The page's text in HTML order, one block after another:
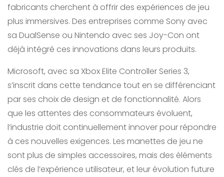
fabricants cherchent à offrir des expériences de jeu
plus immersives. Des entreprises comme Sony avec
sa DualSense ou Nintendo avec ses Joy-Con ont
déjà intégré ces innovations dans leurs produits.
Microsoft, avec sa Xbox Elite Controller Series 3,
s’inscrit dans cette tendance tout en se différenciant
par ses choix de design et de fonctionnalité. Alors
que les attentes des consommateurs évoluent,
l’industrie doit continuellement innover pour répondre
à ces nouvelles exigences. Les manettes de jeu ne
sont plus de simples accessoires, mais des éléments
clés de l’expérience utilisateur, et leur évolution future